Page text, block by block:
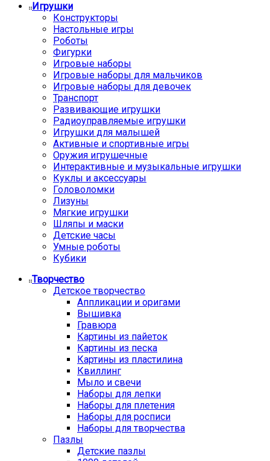
Игрушки
Конструкторы
Настольные игры
Роботы
Фигурки
Игровые наборы
Игровые наборы для мальчиков
Игровые наборы для девочек
Транспорт
Развивающие игрушки
Радиоуправляемые игрушки
Игрушки для малышей
Активные и спортивные игры
Оружия игрушечные
Интерактивные и музыкальные игрушки
Куклы и аксессуары
Головоломки
Лизуны
Мягкие игрушки
Шляпы и маски
Детские часы
Умные роботы
Кубики
Творчество
Детское творчество
Аппликации и оригами
Вышивка
Гравюра
Картины из пайеток
Картины из песка
Картины из пластилина
Квиллинг
Мыло и свечи
Наборы для лепки
Наборы для плетения
Наборы для росписи
Наборы для творчества
Пазлы
Детские пазлы